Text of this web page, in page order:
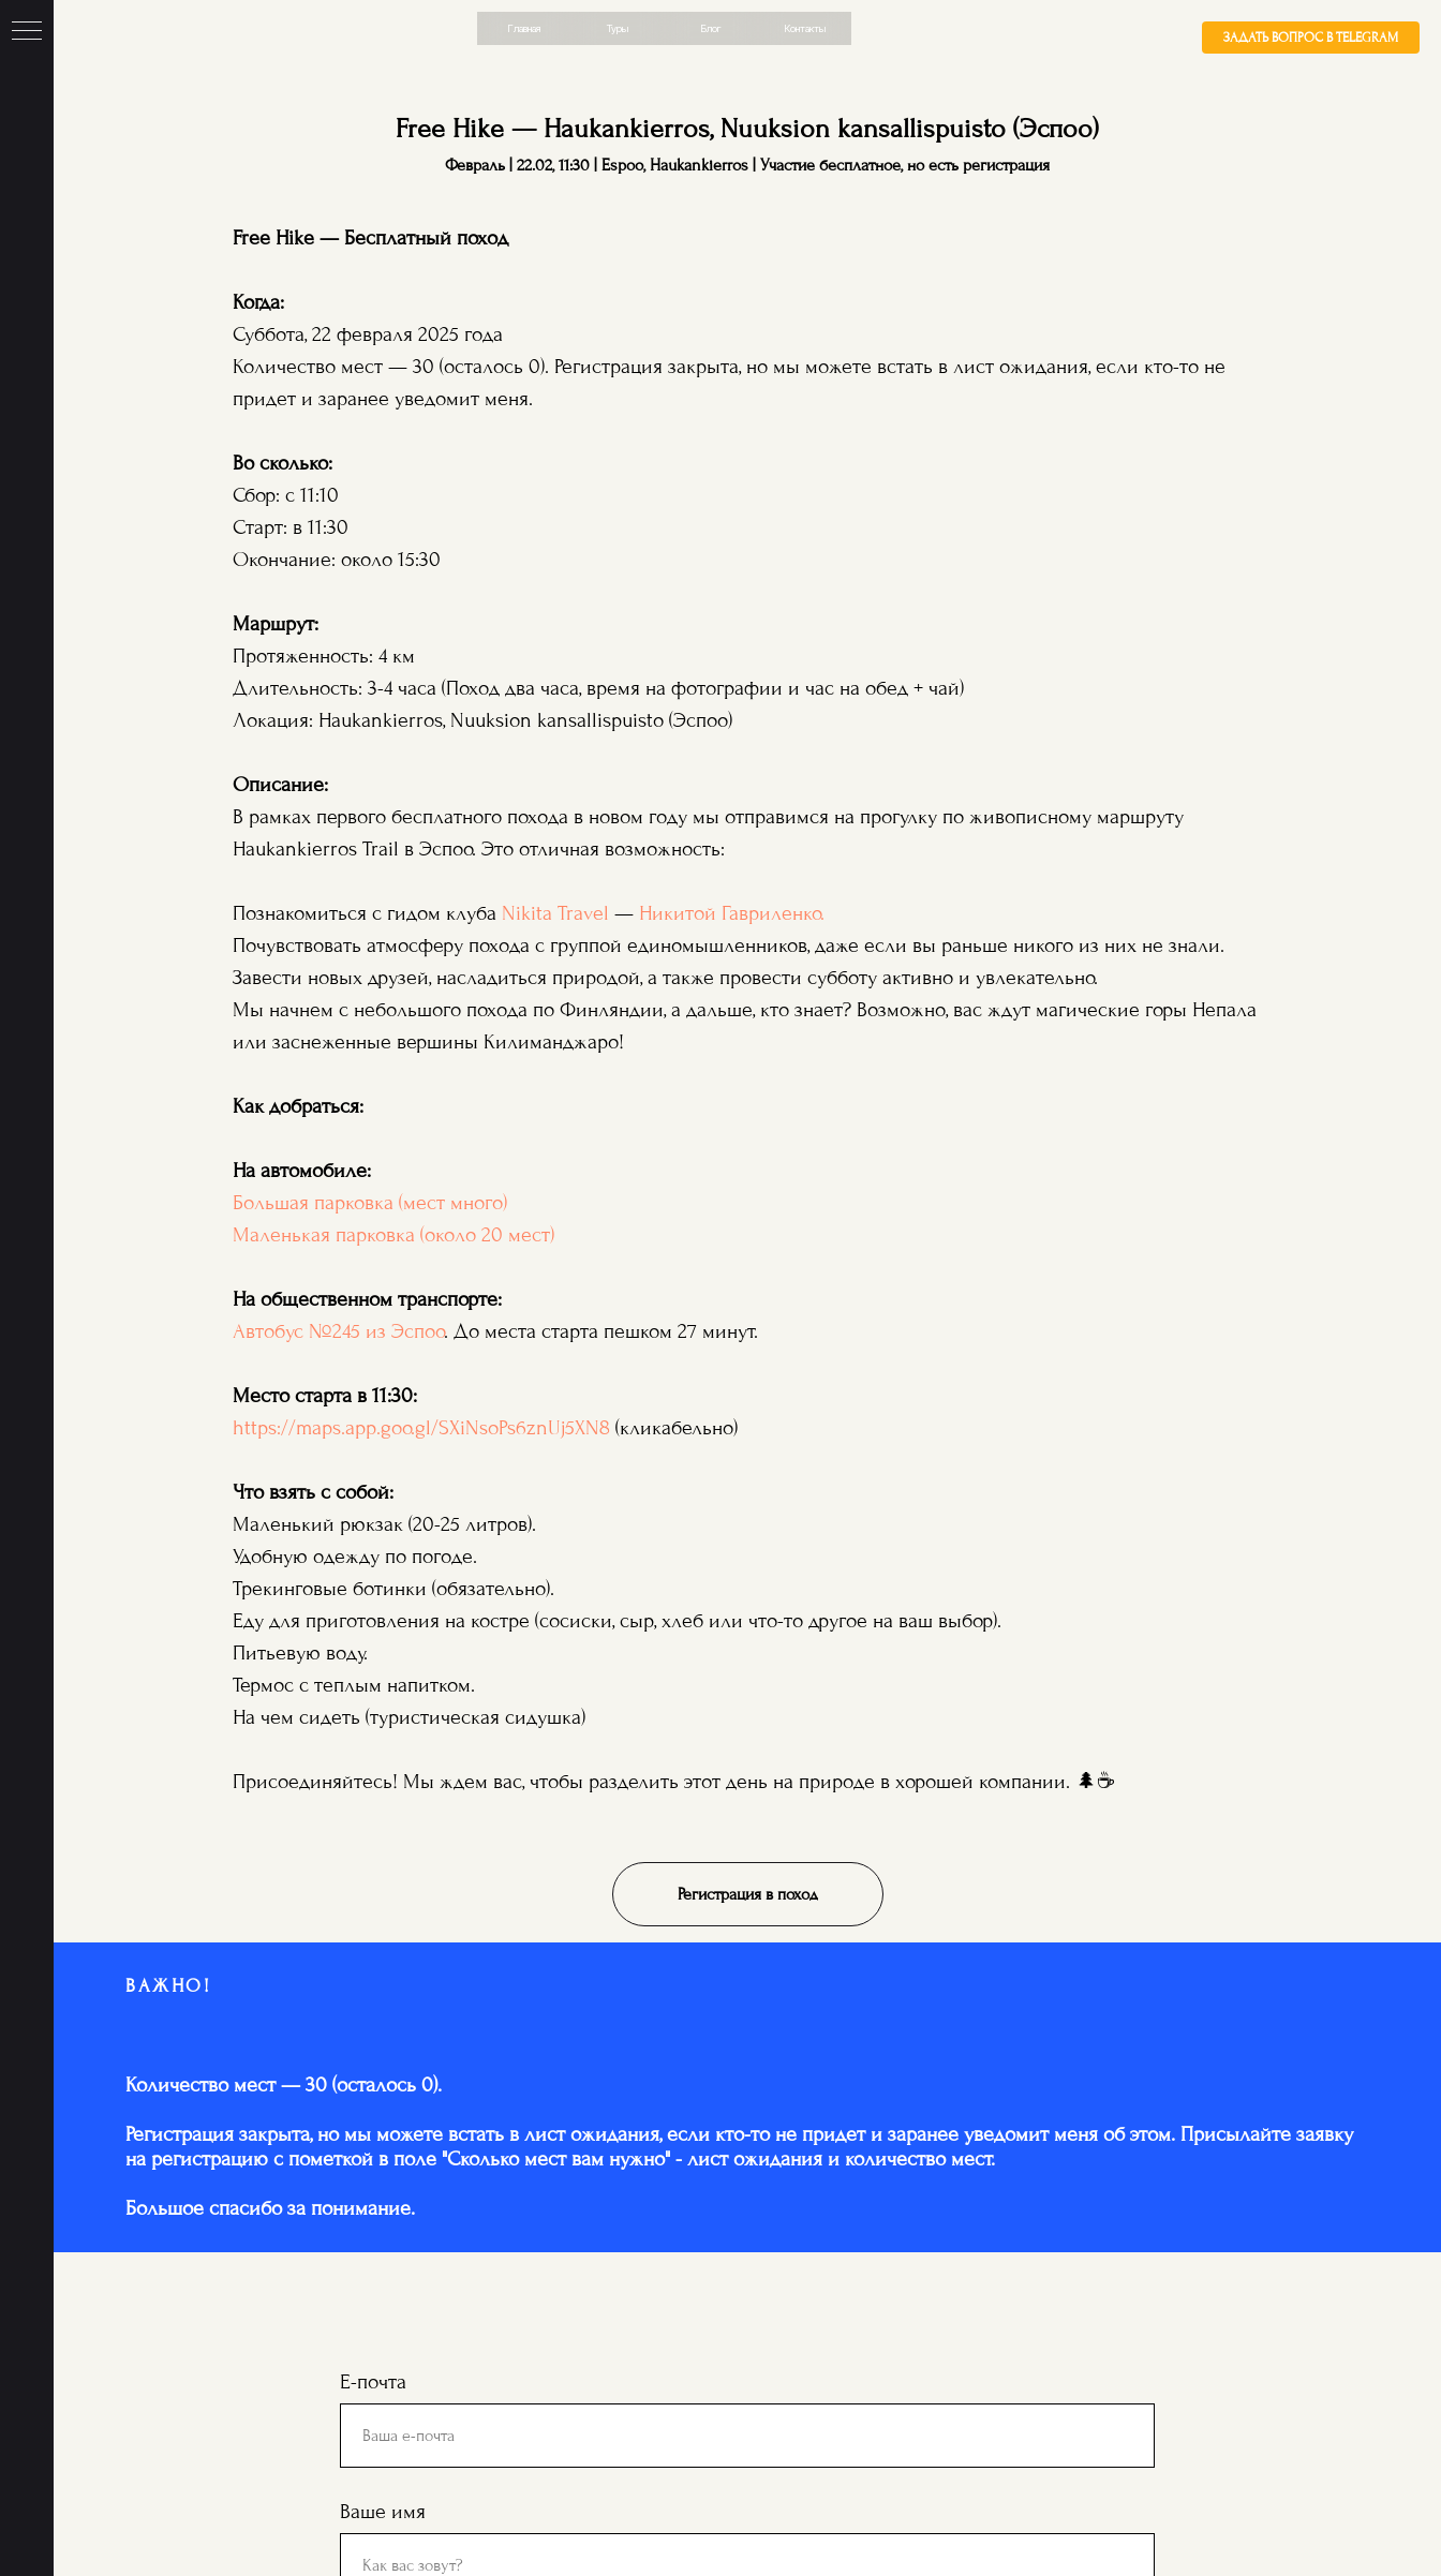
Free Hike — Haukankierros, Nuuksion kansallispuisto (Эспоо)
Февраль | 22.02, 11:30 | Espoo, Haukankierros | Участие бесплатное, но есть регистрация
Free Hike — Бесплатный поход
Когда:
Суббота, 22 февраля 2025 года
Количество мест — 30 (осталось 0). Регистрация закрыта, но мы можете встать в лист ожидания, если кто-то не
придет и заранее уведомит меня.
Во сколько:
Сбор: с 11:10
Старт: в 11:30
Окончание: около 15:30
Маршрут:
Протяженность: 4 км
Длительность: 3-4 часа (Поход два часа, время на фотографии и час на обед + чай)
Локация: Haukankierros, Nuuksion kansallispuisto (Эспоо)
Описание:
В рамках первого бесплатного похода в новом году мы отправимся на прогулку по живописному маршруту
Haukankierros Trail в Эспоо. Это отличная возможность:
Познакомиться с гидом клуба Nikita Travel — Никитой Гавриленко.
Почувствовать атмосферу похода с группой единомышленников, даже если вы раньше никого из них не знали.
Завести новых друзей, насладиться природой, а также провести субботу активно и увлекательно.
Мы начнем с небольшого похода по Финляндии, а дальше, кто знает? Возможно, вас ждут магические горы Непала
или заснеженные вершины Килиманджаро!
Как добраться:
На автомобиле:
Большая парковка (мест много)
Маленькая парковка (около 20 мест)
На общественном транспорте:
Автобус №245 из Эспоо. До места старта пешком 27 минут.
Место старта в 11:30:
https://maps.app.goo.gl/SXiNsoPs6znUj5XN8 (кликабельно)
Что взять с собой:
Маленький рюкзак (20-25 литров).
Удобную одежду по погоде.
Трекинговые ботинки (обязательно).
Еду для приготовления на костре (сосиски, сыр, хлеб или что-то другое на ваш выбор).
Питьевую воду.
Термос с теплым напитком.
На чем сидеть (туристическая сидушка)
Присоединяйтесь! Мы ждем вас, чтобы разделить этот день на природе в хорошей компании. 🌲☕
Регистрация в поход
ВАЖНО!
Количество мест — 30 (осталось 0).
Регистрация закрыта, но мы можете встать в лист ожидания, если кто-то не придет и заранее уведомит меня об этом. Присылайте заявку
на регистрацию с пометкой в поле "Сколько мест вам нужно" - лист ожидания и количество мест.
Большое спасибо за понимание.
Е-почта
Ваше имя
ЗАДАТЬ ВОПРОС В TELEGRAM